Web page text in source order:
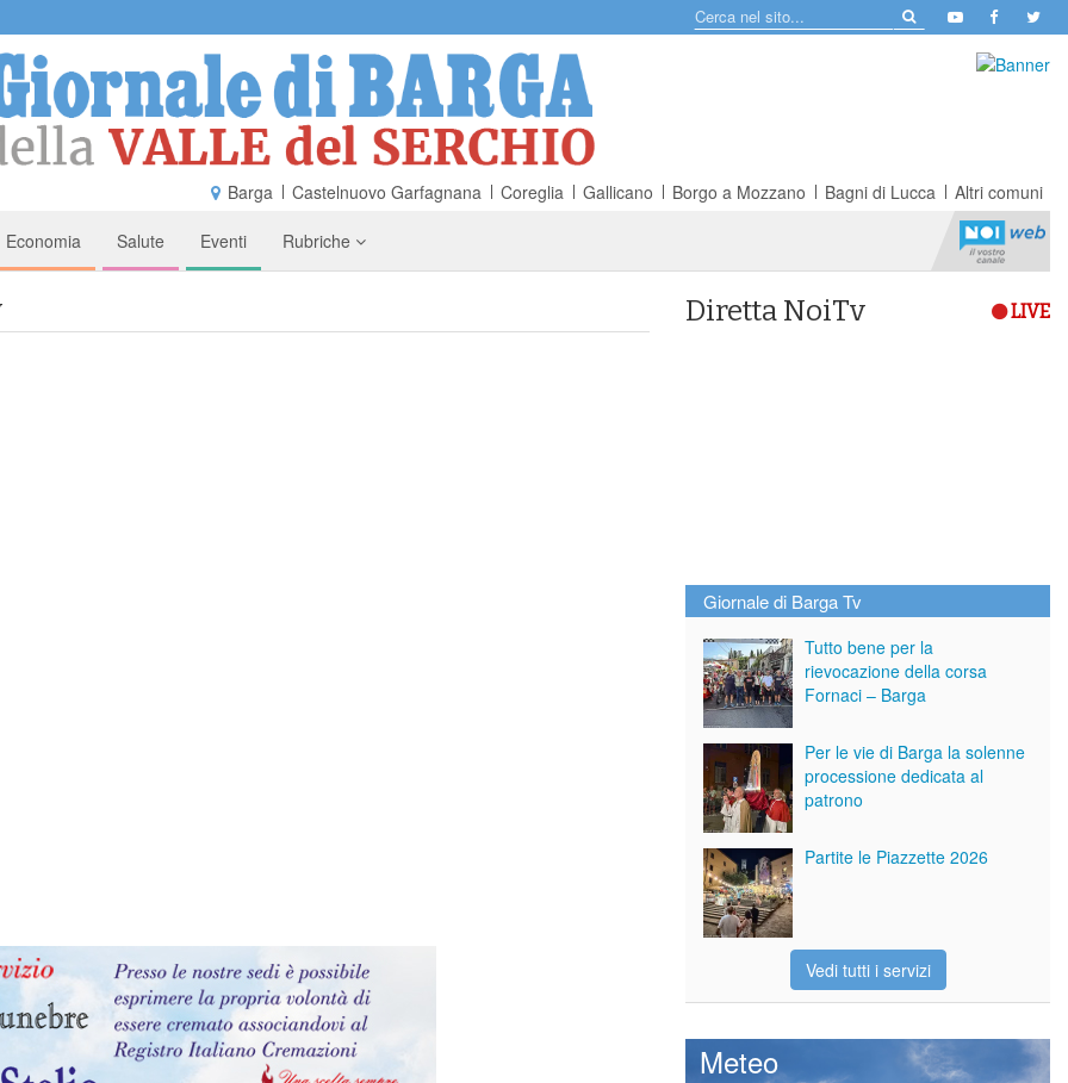
Barga Castelnuovo Garfagnana Coreglia Gallicano Borgo a Mozzano Bagni di Lucca Altri comuni
Economia Salute Eventi Rubriche
Diretta NoiTv LIVE
Giornale di Barga Tv
Tutto bene per la
rievocazione della corsa
Fornaci – Barga
Per le vie di Barga la solenne
processione dedicata al
patrono
Partite le Piazzette 2026
Vedi tutti i servizi
Meteo